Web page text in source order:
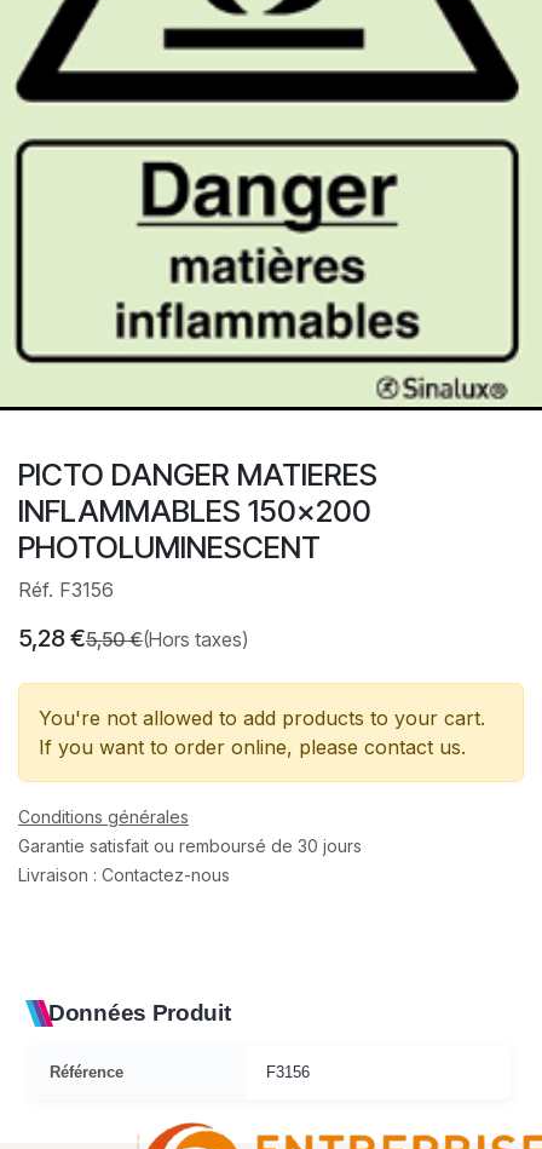
PICTO DANGER MATIERES
INFLAMMABLES 150x200
PHOTOLUMINESCENT
Réf. F3156
5,28€5,50€(Hors taxes)
You're not allowed to add products to your cart.
If you want to order online, please contact us.
Conditions générales
Garantie satisfait ou remboursé de 30 jours
Livraison : Contactez-nous
Données Produit
Référence F3156